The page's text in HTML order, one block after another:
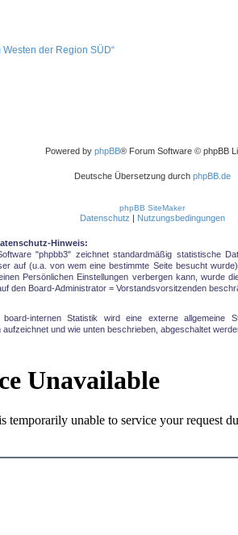
Westen der Region SÜD“
Powered by phpBB® Forum Software © phpBB
Deutsche Übersetzung durch phpBB.de
phpBB SiteMaker
Datenschutz | Nutzungsbedingungen
Hinweis:
"phpbb3" zeichnet standardmäßig statistische
auf (u.a. von wem eine bestimmte Seite besucht
Persönlichen Einstellungen verbergen kann, wurde
den Board-Administrator = Vorstandsvorsitzenden
internen Statistik wird eine externe allgemeine
aufzeichnet und wie unten beschrieben, abgeschaltet